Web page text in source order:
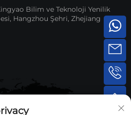
Bilim ve Teknoloji Yenilik
Hangzhou Şehri, Zhejiang